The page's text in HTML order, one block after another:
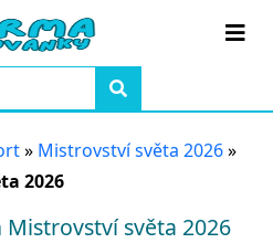
» Mistrovství světa 2026»
2026
světa 2026